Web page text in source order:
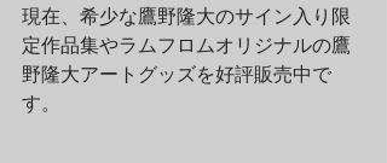
現在、希少な鷹野隆大のサイン入り限
定作品集やラムフロムオリジナルの鷹
野隆大アートグッズを好評販売中で
す。